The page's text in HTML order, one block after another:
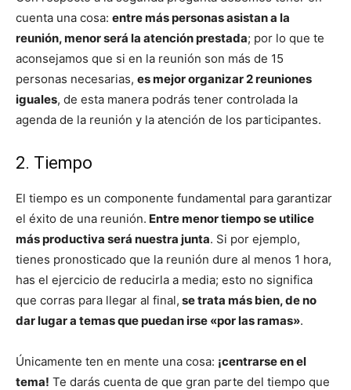
cuenta una cosa: entre más personas asistan a la
reunión, menor será la atención prestada; por lo que te
aconsejamos que si en la reunión son más de 15
personas necesarias, es mejor organizar 2 reuniones
iguales, de esta manera podrás tener controlada la
agenda de la reunión y la atención de los participantes.
2. Tiempo
El tiempo es un componente fundamental para garantizar
el éxito de una reunión. Entre menor tiempo se utilice
más productiva será nuestra junta. Si por ejemplo,
tienes pronosticado que la reunión dure al menos 1 hora,
has el ejercicio de reducirla a media; esto no significa
que corras para llegar al final, se trata más bien, de no
dar lugar a temas que puedan irse «por las ramas».
Únicamente ten en mente una cosa: ¡centrarse en el
tema! Te darás cuenta de que gran parte del tiempo que